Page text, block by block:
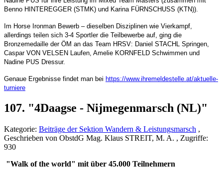
Benno HINTEREGGER (STMK) und Karina FÜRNSCHUSS (KTN)).
Im Horse Ironman Bewerb – dieselben Disziplinen wie Vierkampf,
allerdings teilen sich 3-4 Sportler die Teilbewerbe auf, ging die
Bronzemedaille der ÖM an das Team HRSV: Daniel STACHL Springen,
Caspar VON VELSEN Laufen, Amelie KORNFELD Schwimmen und
Nadine PUS Dressur.
Genaue Ergebnisse findet man bei https://www.ihremeldestelle.at/aktuelle-
turniere
107. "4Daagse - Nijmegenmarsch (NL)"
Kategorie: Beiträge der Sektion Wandern & Leistungsmarsch ,
Geschrieben von ObstdG Mag. Klaus STREIT, M. A. , Zugriffe:
930
"Walk of the world" mit über 45.000 Teilnehmern